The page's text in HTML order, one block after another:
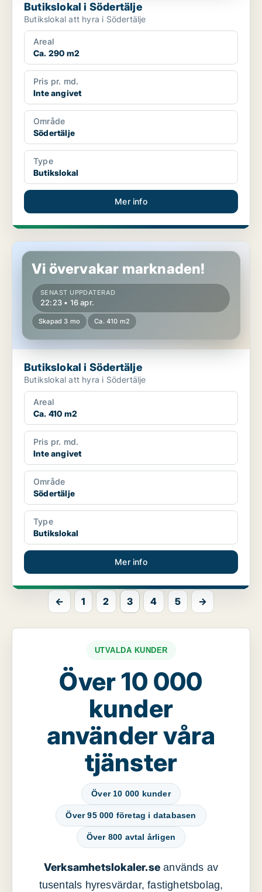
Butikslokal i Södertälje
Butikslokal att hyra i Södertälje
Areal
Ca. 290 m2
Pris pr. md.
Inte angivet
Område
Södertälje
Type
Butikslokal
Mer info
Butikslokal i Södertälje
Vi övervakar marknaden!
SENAST UPPDATERAD
22:23 • 16 apr.
Skapad 3 mo Ca. 410 m2
Butikslokal i Södertälje
Butikslokal att hyra i Södertälje
Areal
Ca. 410 m2
Pris pr. md.
Inte angivet
Område
Södertälje
Type
Butikslokal
Mer info
← 1 2 3 4 5 →
UTVALDA KUNDER
Över 10 000
kunder
använder våra
tjänster
Över 10 000 kunder
Över 95 000 företag i databasen
Över 800 avtal årligen
Verksamhetslokaler.se används av
tusentals hyresvärdar, fastighetsbolag,